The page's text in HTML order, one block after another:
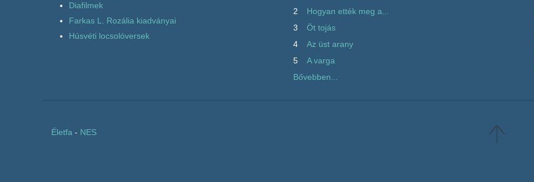
Diafilmek
Farkas L. Rozália kiadványai
Húsvéti locsolóversek
2
Hogyan ették meg a...
3
Öt tojás
4
Az üst arany
5
A varga
Bővebben...
Életfa - NES